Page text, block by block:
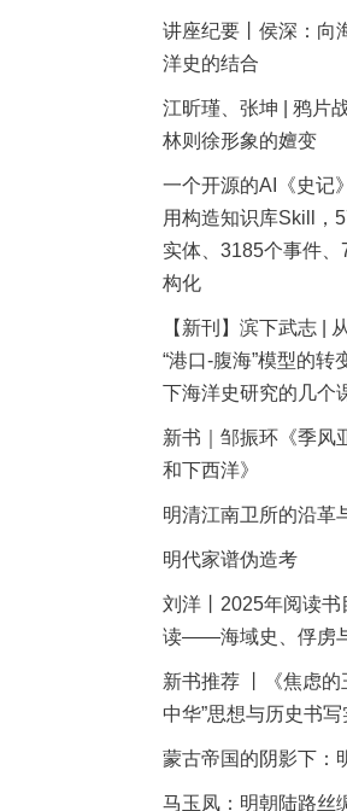
讲座纪要丨侯深：向
洋史的结合
江昕瑾、张坤 | 鸦片
林则徐形象的嬗变
一个开源的AI《史记
用构造知识库Skill，
实体、3185个事件
构化
【新刊】滨下武志 |
“港口-腹海”模型的
下海洋史研究的几个
新书｜邹振环《季风
和下西洋》
明清江南卫所的沿革
明代家谱伪造考
刘洋丨2025年阅读书
读——海域史、俘虏
新书推荐 丨《焦虑的
中华”思想与历史书
蒙古帝国的阴影下：
马玉凤：明朝陆路丝